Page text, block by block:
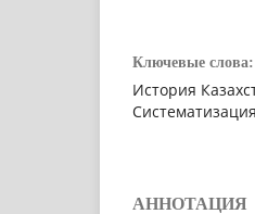
Ключевые слова:
История
АННОТАЦИЯ